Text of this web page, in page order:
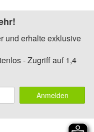
und erhalte exklusive
- Zugriff auf 1,4
Anmelden